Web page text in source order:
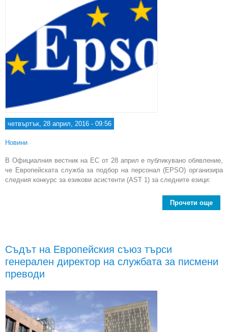
четвъртък, 28 април, 2016 - 09:56
Новини
В Официалния вестник на ЕС от 28 април е публикувано обявление,
че Европейската служба за подбор на персонал (EPSO) организира
следния конкурс за езикови асистенти (AST 1) за следните езици:
Прочети още
Съдът на Европейския съюз търси
генерален директор на службата за писмени
преводи